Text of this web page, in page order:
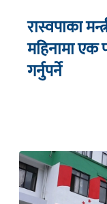
रास्वपाका
महिनामा एक
गर्नुपर्ने